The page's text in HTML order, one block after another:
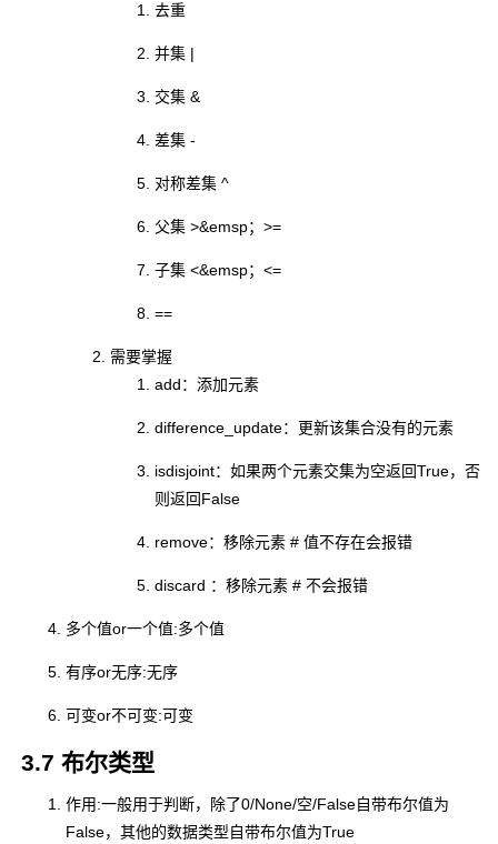
去重
并集 |
交集 &
差集 -
对称差集 ^
父集 >&emsp；>=
子集 <&emsp；<=
==
需要掌握
add：添加元素
difference_update：更新该集合没有的元素
isdisjoint：如果两个元素交集为空返回True，否
则返回False
remove：移除元素 # 值不存在会报错
discard ：移除元素 # 不会报错
多个值or一个值:多个值
有序or无序:无序
可变or不可变:可变
3.7 布尔类型
作用:一般用于判断，除了0/None/空/False自带布尔值为
False，其他的数据类型自带布尔值为True